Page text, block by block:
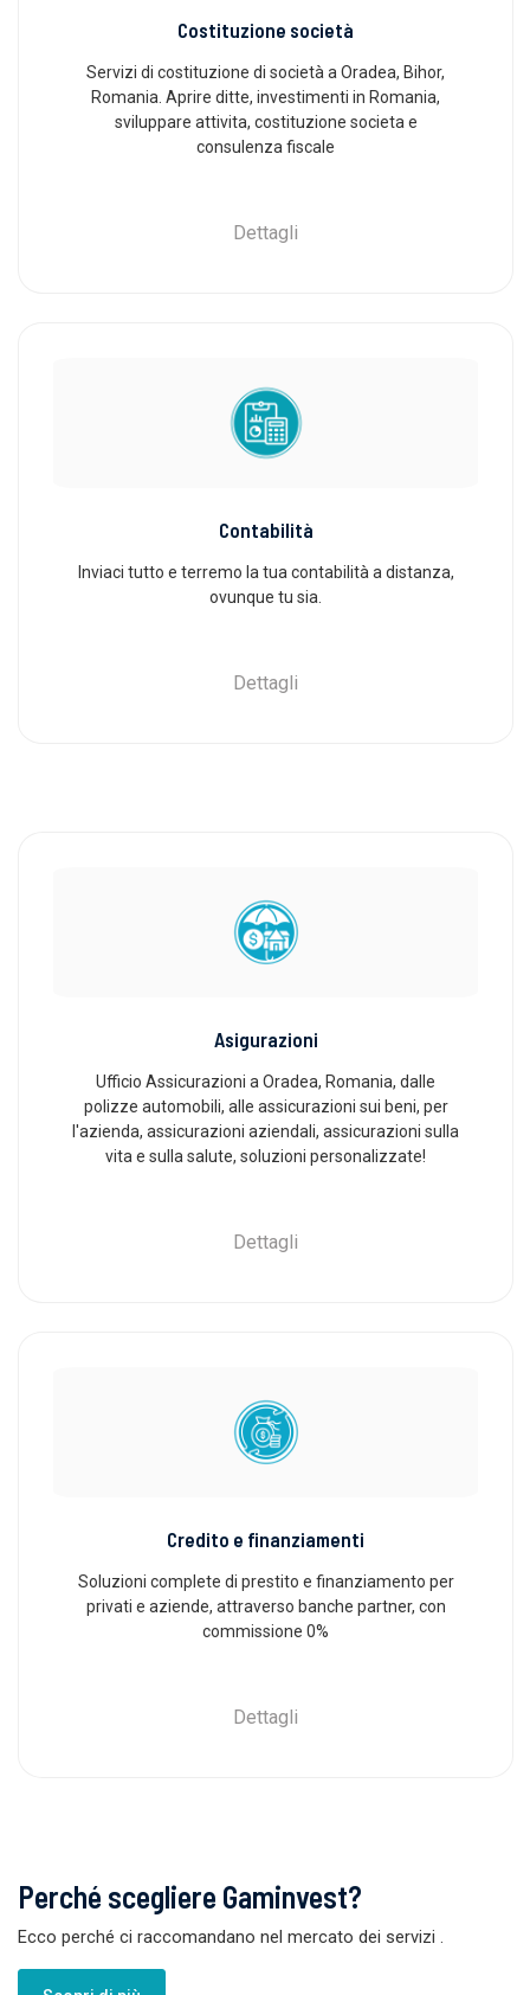
Costituzione società
Servizi di costituzione di società a Oradea, Bihor,
Romania. Aprire ditte, investimenti in Romania,
sviluppare attivita, costituzione societa e
consulenza fiscale
Dettagli
Contabilità
Inviaci tutto e terremo la tua contabilità a distanza,
ovunque tu sia.
Dettagli
Asigurazioni
Ufficio Assicurazioni a Oradea, Romania, dalle
polizze automobili, alle assicurazioni sui beni, per
l'azienda, assicurazioni aziendali, assicurazioni sulla
vita e sulla salute, soluzioni personalizzate!
Dettagli
Credito e finanziamenti
Soluzioni complete di prestito e finanziamento per
privati ​​e aziende, attraverso banche partner, con
commissione 0%
Dettagli
Perché scegliere Gaminvest?
Ecco perché ci raccomandano nel mercato dei servizi